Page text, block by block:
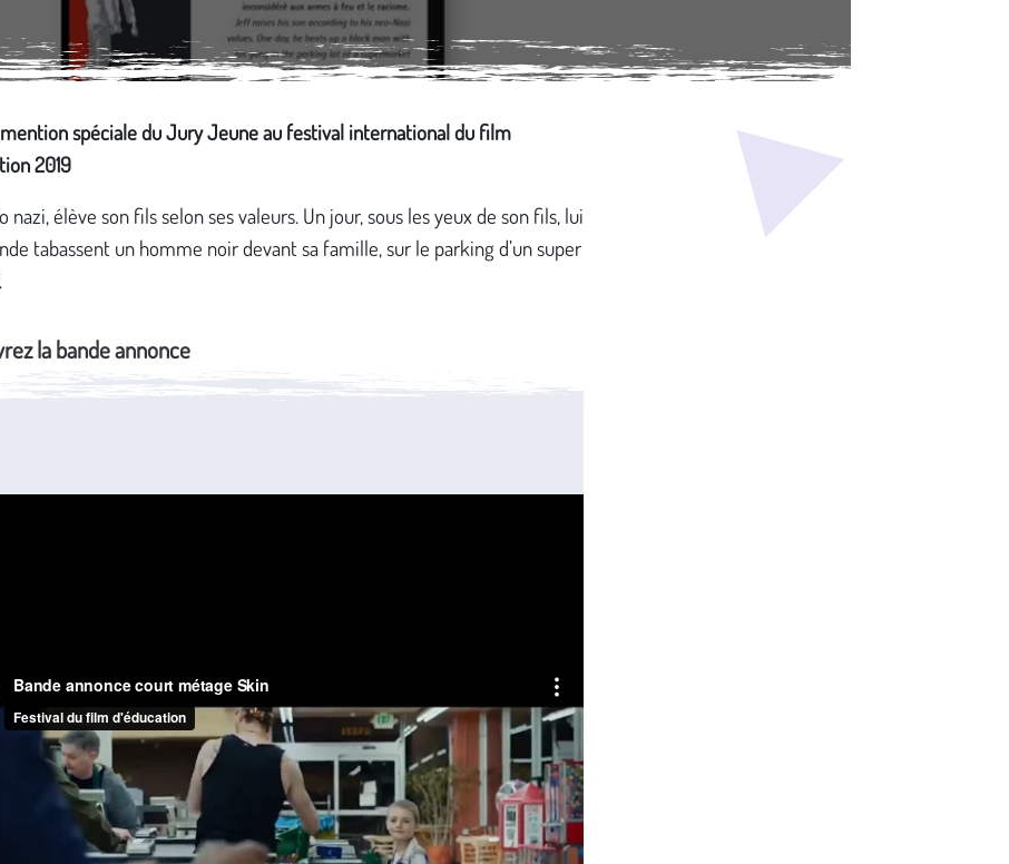
spéciale du Jury Jeune au festival international du film
2019
nazi, élève son fils selon ses valeurs. Un jour, sous les yeux de son fils, lui
tabassent un homme noir devant sa famille, sur le parking d’un super
la bande annonce